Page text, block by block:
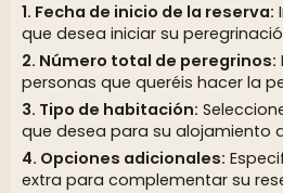
Fecha de inicio de la reserva:
que desea iniciar su
Número total de peregrinos:
personas que queréis hacer la
Tipo de habitación:
que desea para su alojamiento
Opciones adicionales:
extra para complementar su